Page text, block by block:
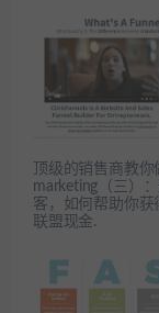
顶级的销售商教
marketing（三）
客，如何帮助你获
联盟现金.